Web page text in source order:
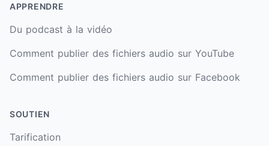
APPRENDRE
Du podcast à la vidéo
Comment publier des fichiers audio sur YouTube
Comment publier des fichiers audio sur Facebook
SOUTIEN
Tarification